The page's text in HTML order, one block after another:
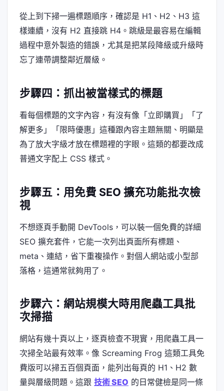
從上到下掃一遍標題順序，確認是 H1、H2、H3 這
樣連續，沒有 H2 直接跳 H4。跳級是最容易在編輯
過程中意外製造的錯誤，尤其是把某段降級或升級時
忘了連帶調整鄰近層級。
步驟四：抓出被當樣式的標題
看每個標題的文字內容，有沒有像「立即購買」「了
解更多」「限時優惠」這種跟內容主題無關、明顯是
為了放大字級才放在標題裡的字眼。這類的都要改成
普通文字配上 CSS 樣式。
步驟五：用免費 SEO 擴充功能批次檢
視
不想逐頁手動開 DevTools，可以裝一個免費的詳細
SEO 擴充套件，它能一次列出頁面所有標題、
meta、連結，省下重複操作。對個人網站或小型部
落格，這通常就夠用了。
步驟六：網站規模大時用爬蟲工具批
次掃描
網站有幾十頁以上，逐頁檢查不現實，用爬蟲工具一
次掃全站最有效率。像 Screaming Frog 這類工具免
費版可以掃五百個頁面，能列出每頁的 H1、H2 數
量與層級問題。這跟 技術 SEO 的日常健檢是同一條